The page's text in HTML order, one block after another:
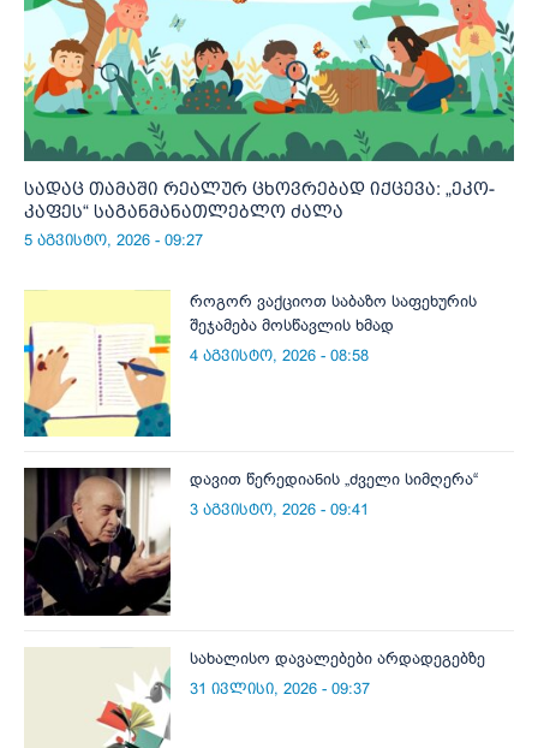
სადაც თამაში რეალურ ცხოვრებად იქცევა: „ეკო-
კაფეს“ საგანმანათლებლო ძალა
5 აგვისტო, 2026 - 09:27
როგორ ვაქციოთ საბაზო საფეხურის
შეჯამება მოსწავლის ხმად
4 აგვისტო, 2026 - 08:58
დავით წერედიანის „ძველი სიმღერა“
3 აგვისტო, 2026 - 09:41
სახალისო დავალებები არდადეგებზე
31 ივლისი, 2026 - 09:37